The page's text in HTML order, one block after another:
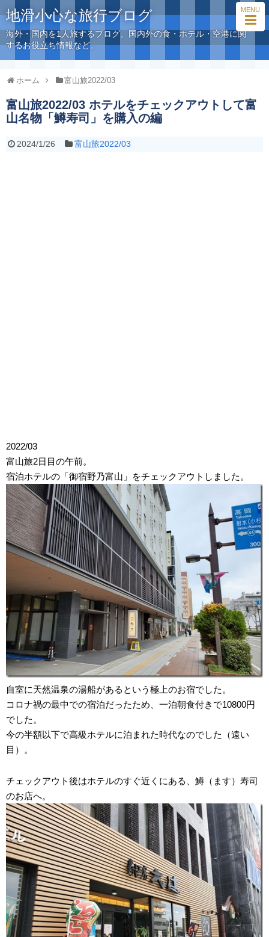
MENU
地滑小心な旅行ブログ
海外・国内を1人旅するブログ。国内外の食・ホテル・空港に関
するお役立ち情報など。
ホーム 富山旅2022/03
富山旅2022/03 ホテルをチェックアウトして富
山名物「鱒寿司」を購入の編
2024/1/26 富山旅2022/03
2022/03
富山旅2日目の午前。
宿泊ホテルの「御宿野乃富山」をチェックアウトしました。
自室に天然温泉の湯船があるという極上のお宿でした。
コロナ禍の最中での宿泊だったため、一泊朝食付きで10800円
でした。
今の半額以下で高級ホテルに泊まれた時代なのでした（遠い
目）。
チェックアウト後はホテルのすぐ近くにある、鱒（ます）寿司
のお店へ。